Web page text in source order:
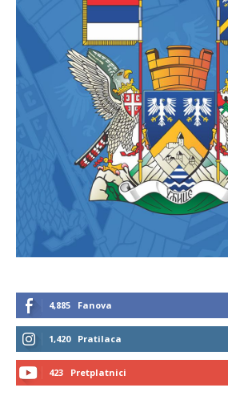
4,885 Fanova
1,420 Pratilaca
423 Pretplatnici